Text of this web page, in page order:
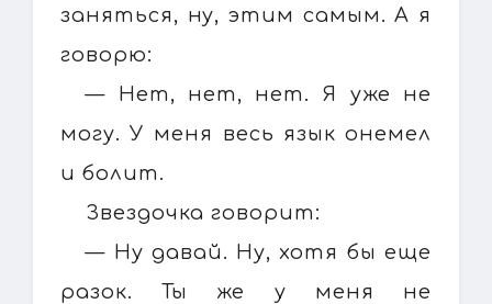
заняться, ну, этим самым. А я
говорю:
— Нет, нет, нет. Я уже не
могу. У меня весь язык онемел
и болит.
Звездочка говорит:
— Ну давай. Ну, хотя бы еще
разок. Ты же у меня не